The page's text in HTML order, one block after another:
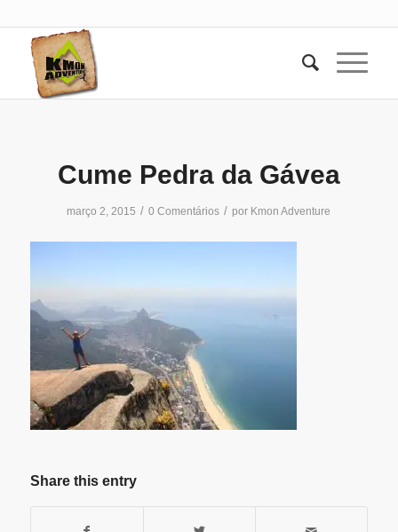
Cume Pedra da Gávea
março 2, 2015 / 0 Comentários / por Kmon Adventure
Share this entry